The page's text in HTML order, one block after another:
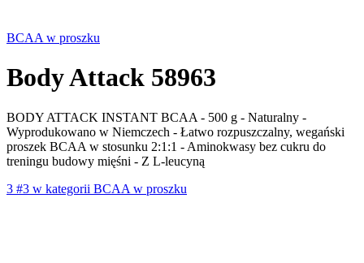
BCAA w proszku
Body Attack 58963
BODY ATTACK INSTANT BCAA - 500 g - Naturalny -
Wyprodukowano w Niemczech - Łatwo rozpuszczalny, wegański
proszek BCAA w stosunku 2:1:1 - Aminokwasy bez cukru do
treningu budowy mięśni - Z L-leucyną
3 #3 w kategorii BCAA w proszku